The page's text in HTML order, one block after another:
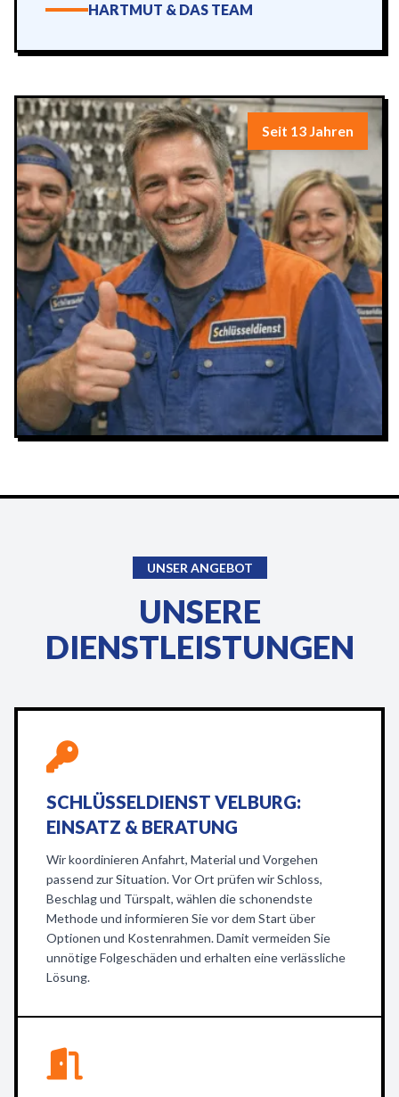
HARTMUT & DAS TEAM
Seit 13 Jahren
UNSER ANGEBOT
UNSERE
DIENSTLEISTUNGEN
SCHLÜSSELDIENST VELBURG:
EINSATZ & BERATUNG
Wir koordinieren Anfahrt, Material und Vorgehen
passend zur Situation. Vor Ort prüfen wir Schloss,
Beschlag und Türspalt, wählen die schonendste
Methode und informieren Sie vor dem Start über
Optionen und Kostenrahmen. Damit vermeiden Sie
unnötige Folgeschäden und erhalten eine verlässliche
Lösung.